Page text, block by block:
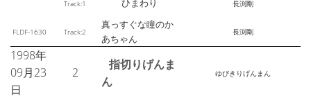
Track:1 ひまわり 長渕剛
FLDF-1630 Track:2
真っすぐな瞳のか
あちゃん
長渕剛
1998年
09月23
日
2
指切りげんま
ん
ゆびきりげんまん